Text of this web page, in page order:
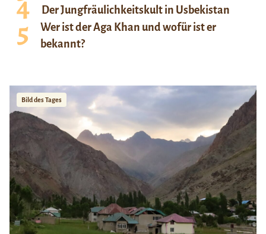
Der Jungfräulichkeitskult in Usbekistan
Wer ist der Aga Khan und wofür ist er
bekannt?
Bild des Tages